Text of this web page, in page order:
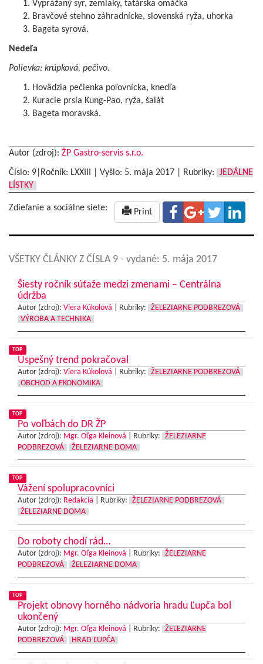
Vyprážaný syr, zemiaky, tatárska omáčka
Bravčové stehno záhradnícke, slovenská ryža, uhorka
Bageta syrová.
Nedeľa
Polievka: krúpková, pečivo.
Hovädzia pečienka poľovnícka, knedľa
Kuracie prsia Kung-Pao, ryža, šalát
Bageta moravská.
Autor (zdroj): ŽP Gastro-servis s.r.o.
Číslo: 9|Ročník: LXXIII | Vyšlo: 5. mája 2017 Rubriky:
JEDÁLNE
LÍSTKY
Zdieľanie a sociálne siete: Print
VŠETKY ČLÁNKY Z ČÍSLA 9 - vydané: 5. mája 2017
Šiesty ročník súťaže medzi zmenami – Centrálna
údržba
Autor (zdroj): Viera Kúkolová Rubriky:
ŽELEZIARNE PODBREZOVÁ
VÝROBA A TECHNIKA
TOP
Úspešný trend pokračoval
Autor (zdroj): Viera Kúkolová Rubriky:
ŽELEZIARNE PODBREZOVÁ
OBCHOD A EKONOMIKA
TOP
Po voľbách do DR ŽP
Autor (zdroj): Mgr. Oľga Kleinová Rubriky:
ŽELEZIARNE
PODBREZOVÁ
ŽELEZIARNE DOMA
TOP
Vážení spolupracovníci
Autor (zdroj): Redakcia Rubriky:
ŽELEZIARNE PODBREZOVÁ
ŽELEZIARNE DOMA
Do roboty chodí rád…
Autor (zdroj): Mgr. Oľga Kleinová Rubriky:
ŽELEZIARNE
PODBREZOVÁ
ŽELEZIARNE DOMA
TOP
Projekt obnovy horného nádvoria hradu Ľupča bol
ukončený
Autor (zdroj): Mgr. Oľga Kleinová Rubriky:
ŽELEZIARNE
PODBREZOVÁ
HRAD ĽUPČA